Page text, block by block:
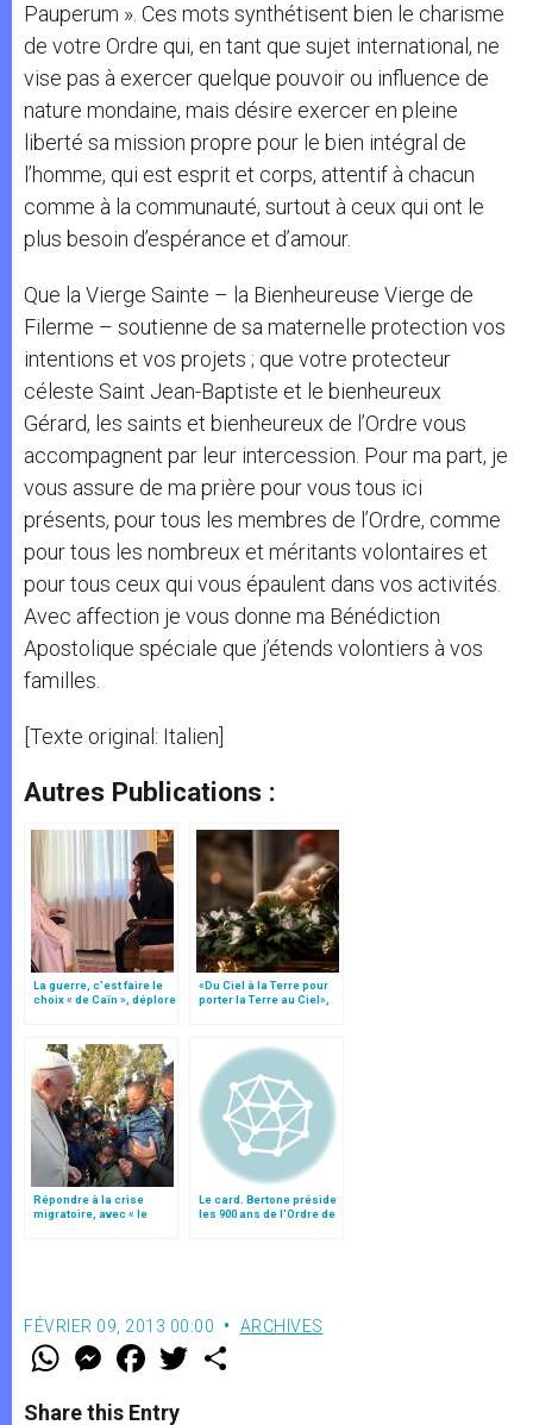
Pauperum ». Ces mots synthétisent bien le charisme
de votre Ordre qui, en tant que sujet international, ne
vise pas à exercer quelque pouvoir ou influence de
nature mondaine, mais désire exercer en pleine
liberté sa mission propre pour le bien intégral de
l’homme, qui est esprit et corps, attentif à chacun
comme à la communauté, surtout à ceux qui ont le
plus besoin d’espérance et d’amour.
Que la Vierge Sainte – la Bienheureuse Vierge de
Filerme – soutienne de sa maternelle protection vos
intentions et vos projets ; que votre protecteur
céleste Saint Jean-Baptiste et le bienheureux
Gérard, les saints et bienheureux de l’Ordre vous
accompagnent par leur intercession. Pour ma part, je
vous assure de ma prière pour vous tous ici
présents, pour tous les membres de l’Ordre, comme
pour tous les nombreux et méritants volontaires et
pour tous ceux qui vous épaulent dans vos activités.
Avec affection je vous donne ma Bénédiction
Apostolique spéciale que j’étends volontiers à vos
familles.
[Texte original: Italien]
Autres Publications :
La guerre, c’est faire le
choix « de Caïn », déplore
«Du Ciel à la Terre pour
porter la Terre au Ciel»,
Répondre à la crise
migratoire, avec « le
Le card. Bertone préside
les 900 ans de l'Ordre de
FÉVRIER 09, 2013 00:00 ARCHIVES
W
t
M
e
s
F
a
e
w
Share this Entry